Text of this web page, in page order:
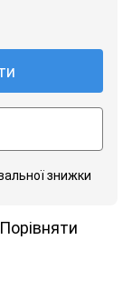
знижки
Порівняти